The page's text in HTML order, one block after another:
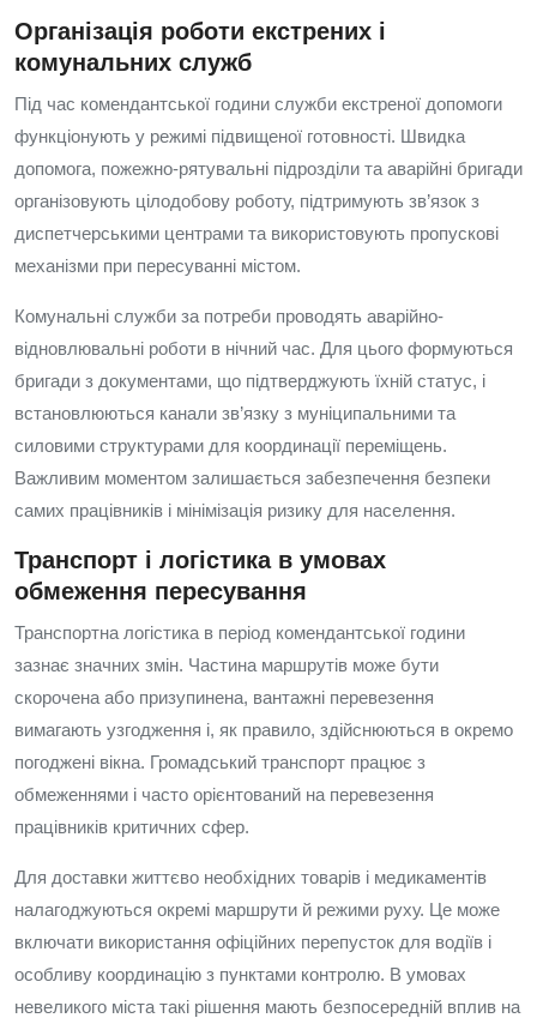
Організація роботи екстрених і
комунальних служб
Під час комендантської години служби екстреної допомоги
функціонують у режимі підвищеної готовності. Швидка
допомога, пожежно-рятувальні підрозділи та аварійні бригади
організовують цілодобову роботу, підтримують зв’язок з
диспетчерськими центрами та використовують пропускові
механізми при пересуванні містом.
Комунальні служби за потреби проводять аварійно-
відновлювальні роботи в нічний час. Для цього формуються
бригади з документами, що підтверджують їхній статус, і
встановлюються канали зв’язку з муніципальними та
силовими структурами для координації переміщень.
Важливим моментом залишається забезпечення безпеки
самих працівників і мінімізація ризику для населення.
Транспорт і логістика в умовах
обмеження пересування
Транспортна логістика в період комендантської години
зазнає значних змін. Частина маршрутів може бути
скорочена або призупинена, вантажні перевезення
вимагають узгодження і, як правило, здійснюються в окремо
погоджені вікна. Громадський транспорт працює з
обмеженнями і часто орієнтований на перевезення
працівників критичних сфер.
Для доставки життєво необхідних товарів і медикаментів
налагоджуються окремі маршрути й режими руху. Це може
включати використання офіційних перепусток для водіїв і
особливу координацію з пунктами контролю. В умовах
невеликого міста такі рішення мають безпосередній вплив на